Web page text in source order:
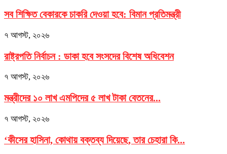
সব শিক্ষিত বেকারকে চাকরি দেওয়া হবে: বিমান প্রতিমন্ত্রী
৭ আগস্ট, ২০২৬
রাষ্ট্রপতি নির্বাচন : ডাকা হবে সংসদের বিশেষ অধিবেশন
৭ আগস্ট, ২০২৬
মন্ত্রীদের ১০ লাখ এমপিদের ৫ লাখ টাকা বেতনের...
৭ আগস্ট, ২০২৬
‘কীসের হাসিনা, কোথায় বক্তব্য দিয়েছে, তার চেহারা কি...